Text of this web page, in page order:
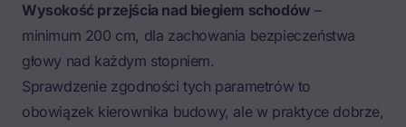
Wysokość przejścia nad biegiem schodów –
minimum 200 cm, dla zachowania bezpieczeństwa
głowy nad każdym stopniem.
Sprawdzenie zgodności tych parametrów to
obowiązek kierownika budowy, ale w praktyce dobrze,